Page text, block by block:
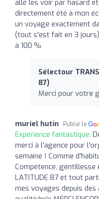
allé les voir par hasard
directement été à mon
un voyage exactement
(tout s'est fait en 3
à 100 %
Sélectour
87)
Merci pour votre
muriel hutin Publié le
Expérience fantastique:
merci à l'agence pour
semaine ! Comme
Compétence,
LATITUDE 87 et tout
mes voyages depuis des